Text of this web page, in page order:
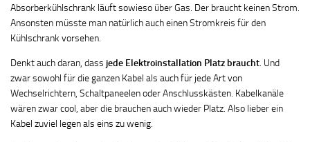
Absorberkühlschrank läuft sowieso über Gas. Der braucht keinen Strom.
Ansonsten müsste man natürlich auch einen Stromkreis für den
Kühlschrank vorsehen.
Denkt auch daran, dass jede Elektroinstallation Platz braucht. Und
zwar sowohl für die ganzen Kabel als auch für jede Art von
Wechselrichtern, Schaltpaneelen oder Anschlusskästen. Kabelkanäle
wären zwar cool, aber die brauchen auch wieder Platz. Also lieber ein
Kabel zuviel legen als eins zu wenig.